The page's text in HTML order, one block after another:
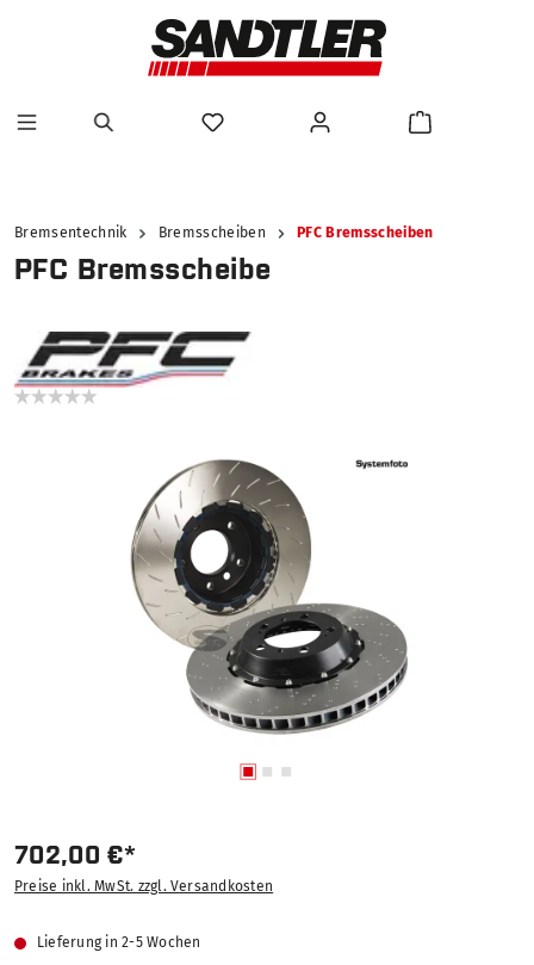
Bremsentechnik Bremsscheiben PFC Bremsscheiben
PFC Bremsscheibe
Bildergalerie überspringen
702,00 €*
Preise inkl. MwSt. zzgl. Versandkosten
Lieferung in 2-5 Wochen